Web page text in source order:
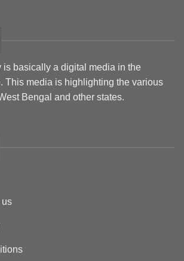
is basically a digital media in the
This media is highlighting the various
Bengal and other states.
us